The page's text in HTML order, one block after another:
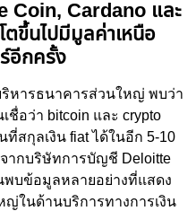
Coin, Cardano และ
ตขึ้นไปมีมูลค่าเหนือ
อีกครั้ง
หารธนาคารส่วนใหญ่ พบว่า
ชื่อว่า bitcoin และ crypto
สกุลเงิน fiat ได้ในอีก 5-10
จากบริษัทการบัญชี Deloitte
พบข้อมูลหลายอย่างที่แสดง
ญ่ในด้านบริการทางการเงิน